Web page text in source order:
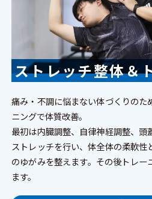
ストレッチ整体＆
痛み・不調に悩まない体づくりのた
ニングで体質改善。
最初は内臓調整、自律神経調整、頭
ストレッチを行い、体全体の柔軟
のゆがみを整えます。その後トレー
ます。